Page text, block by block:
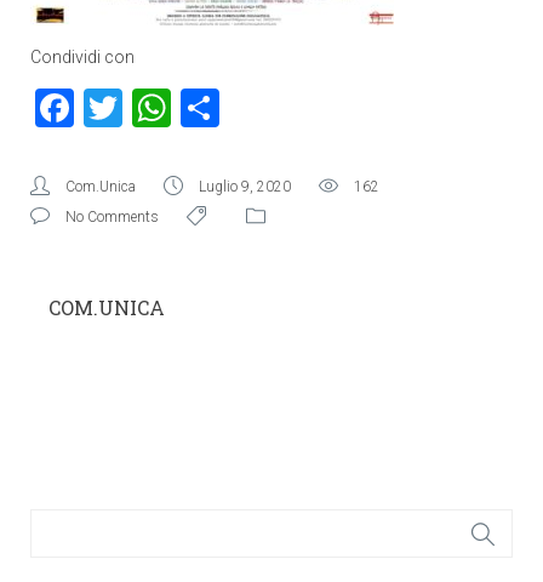
Condividi con
Facebook
TwitterWhatsApp
Com.Unica Luglio 9, 2020
162
No Comments
COM.UNICA